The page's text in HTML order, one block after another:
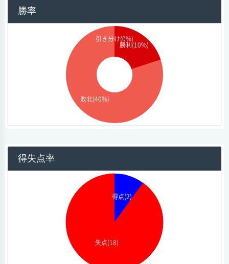
勝率
勝利(10%)
敗北(40%)
引き分け(0%)
得失点率
得点(2)
失点(18)